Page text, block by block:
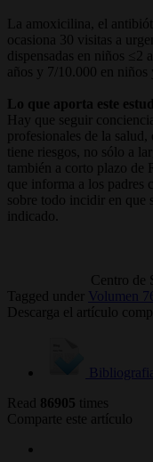
La amoxicilina, el
ocasiona 30 visitas a
dispensadas en niños ≤2
años y 7/10.000 en niños
Lo que aporta este
Hay que seguir
profesionales de la
tiene riesgos, no sólo a
también a corto plazo de
que informa a los padres
sobre todo incidir en que
indicado.
Centro de
Tagged under
Volumen
Descarga el artículo
Read 86905 times
Comparte este artículo